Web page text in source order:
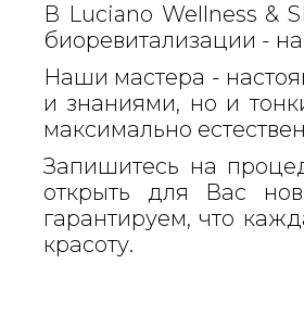
В Luciano Wellness &
биоревитализации -
Наши мастера -
и знаниями, но и
максимально
Запишитесь на
открыть для Вас
гарантируем, что
красоту.